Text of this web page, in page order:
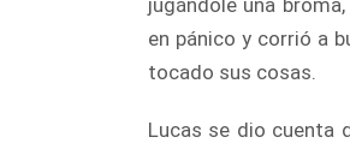
en pánico y corrió a
tocado sus cosas.
Lucas se dio cuenta